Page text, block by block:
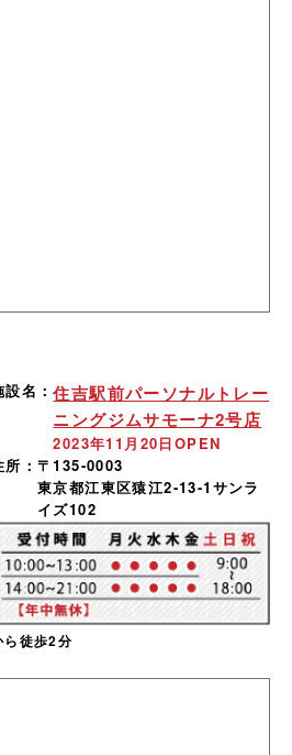
設名：住吉駅前パーソナルトレー
ニングジムサモーナ2号店
2023年11月20日OPEN
所： 〒135-0003
東京都江東区猿江2-13-1サンラ
イズ102
徒歩2分